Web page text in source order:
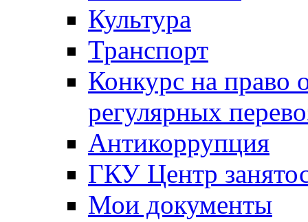
Культура
Транспорт
Конкурс на право
регулярных
Антикоррупция
ГКУ Центр
Мои документы